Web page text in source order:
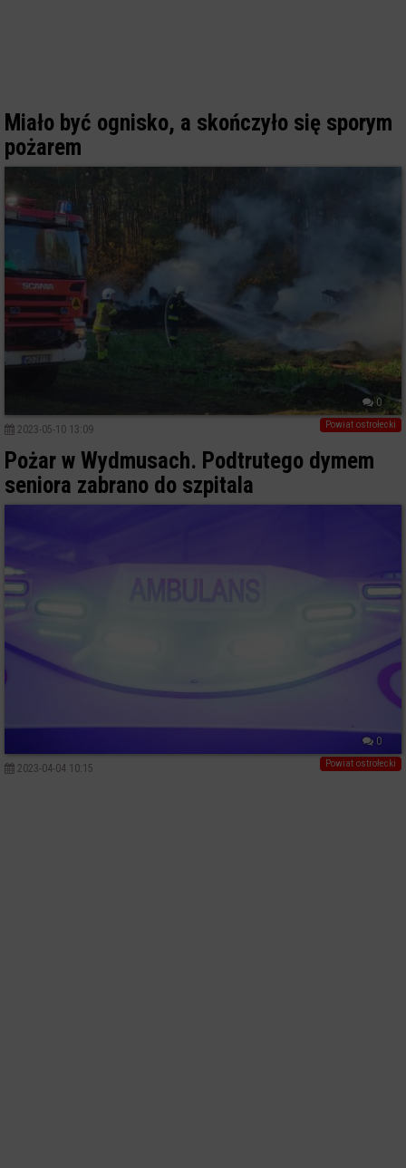
Miało być ognisko, a skończyło się sporym
pożarem
0
Powiat ostrołecki
2023-05-10 13:09
Pożar w Wydmusach. Podtrutego dymem
seniora zabrano do szpitala
0
Powiat ostrołecki
2023-04-04 10:15